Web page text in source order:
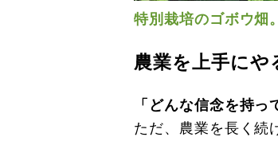
特別栽培のゴボウ畑
農業を上手にや
「どんな信念を持
ただ、農業を長く続